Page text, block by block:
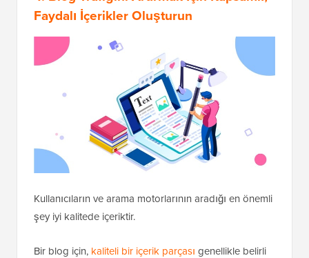
Faydalı İçerikler Oluşturun
Kullanıcıların ve arama motorlarının aradığı en önemli
şey iyi kalitede içeriktir.
Bir blog için, kaliteli bir içerik parçası genellikle belirli